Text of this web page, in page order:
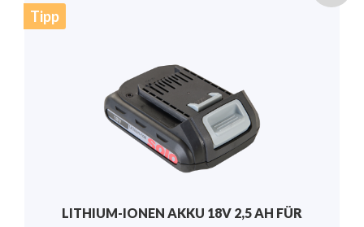
Tipp
LITHIUM-IONEN AKKU 18V 2,5 AH FÜR